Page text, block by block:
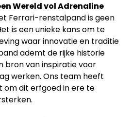
Wereld vol Adrenaline
Ferrari-renstalpand is geen
is een unieke kans om te
waar innovatie en traditie
ademt de rijke historie
bron van inspiratie voor
werken. Ons team heeft
om dit erfgoed in ere te